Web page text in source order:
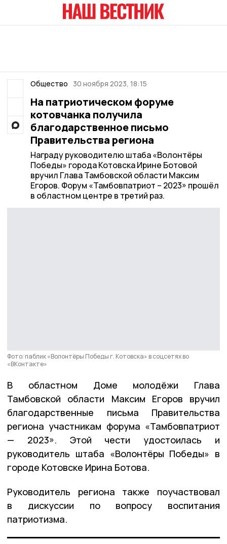
Общество 30 ноября 2023, 18:15
На патриотическом форуме
котовчанка получила
благодарственное письмо
Правительства региона
Награду руководителю штаба «Волонтёры
Победы» города Котовска Ирине Ботовой
вручил Глава Тамбовской области Максим
Егоров. Форум «Тамбовпатриот – 2023» прошёл
в областном центре в третий раз.
Фото: паблик «Волонтёры Победы г. Котовска» в соцсетях во
«ВКонтакте»
В областном Доме молодёжи Глава
Тамбовской области Максим Егоров вручил
благодарственные письма Правительства
региона участникам форума «Тамбовпатриот
— 2023». Этой чести удостоилась и
руководитель штаба «Волонтёры Победы» в
городе Котовске Ирина Ботова.
Руководитель региона также поучаствовал
в дискуссии по вопросу воспитания
патриотизма.